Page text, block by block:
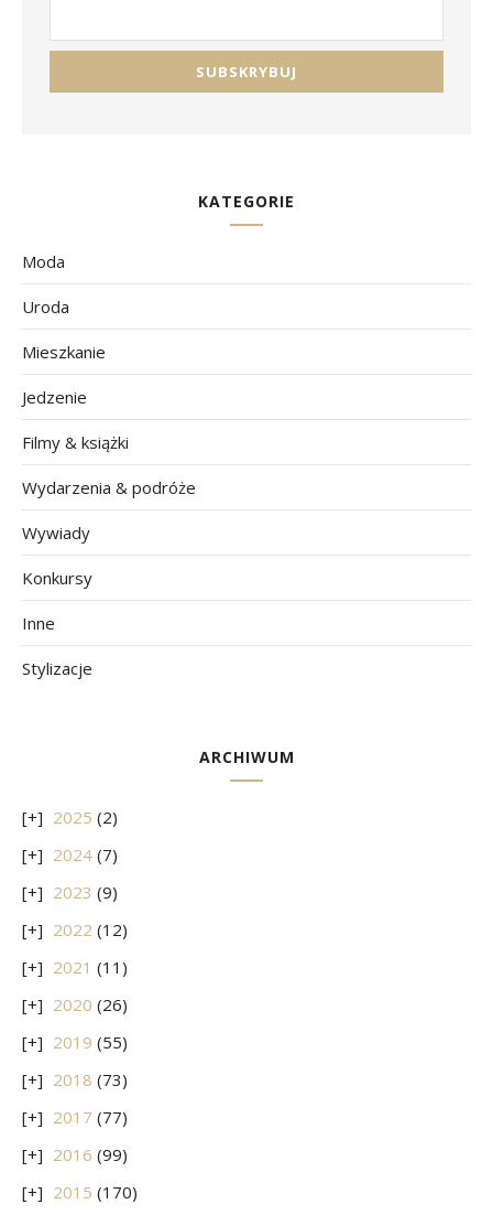
KATEGORIE
Moda
Uroda
Mieszkanie
Jedzenie
Filmy & książki
Wydarzenia & podróże
Wywiady
Konkursy
Inne
Stylizacje
ARCHIWUM
2025 (2)
2024 (7)
2023 (9)
2022 (12)
2021 (11)
2020 (26)
2019 (55)
2018 (73)
2017 (77)
2016 (99)
2015 (170)